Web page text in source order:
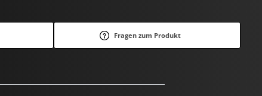
Fragen zum Produkt